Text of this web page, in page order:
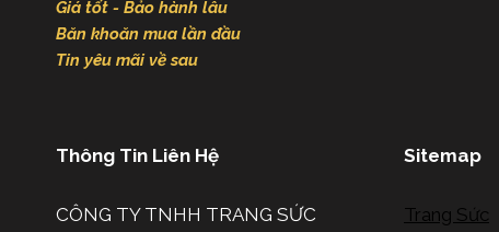
Giá tốt - Bảo hành lâu
Băn khoăn mua lần đầu
Tin yêu mãi về sau
Thông Tin Liên Hệ
CÔNG TY TNHH TRANG SỨC
Sitemap
Trang Sức